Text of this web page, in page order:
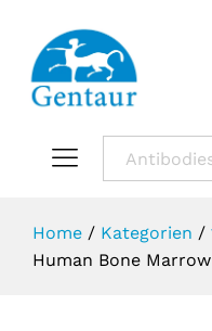
Home / Kategorien /
Human Bone